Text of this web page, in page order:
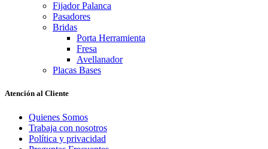
Fijador Palanca
Pasadores
Bridas
Porta Herramienta
Fresa
Avellanador
Placas Bases
Atención al Cliente
Quienes Somos
Trabaja con nosotros
Política y privacidad